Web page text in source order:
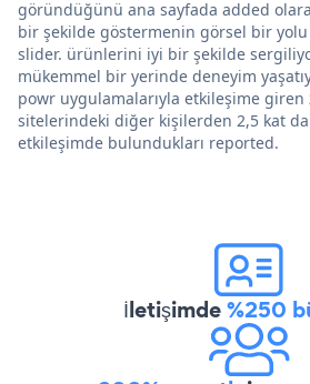
göründüğünü ana sayfada added
bir şekilde göstermenin görsel bir
slider. ürünlerini iyi bir şekilde
mükemmel bir yerinde deneyim
powr uygulamalarıyla etkileşime
sitelerindeki diğer kişilerden 2,5 kat
etkileşimde bulundukları reported.
İletişimde%250